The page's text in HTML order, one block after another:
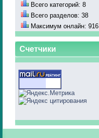
Всего категорий: 8
Всего разделов: 38
Максимум онлайн: 916
Счетчики